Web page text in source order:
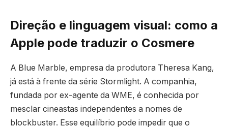
Direção e linguagem visual: como a
Apple pode traduzir o Cosmere
A Blue Marble, empresa da produtora Theresa Kang,
já está à frente da série Stormlight. A companhia,
fundada por ex-agente da WME, é conhecida por
mesclar cineastas independentes a nomes de
blockbuster. Esse equilíbrio pode impedir que o